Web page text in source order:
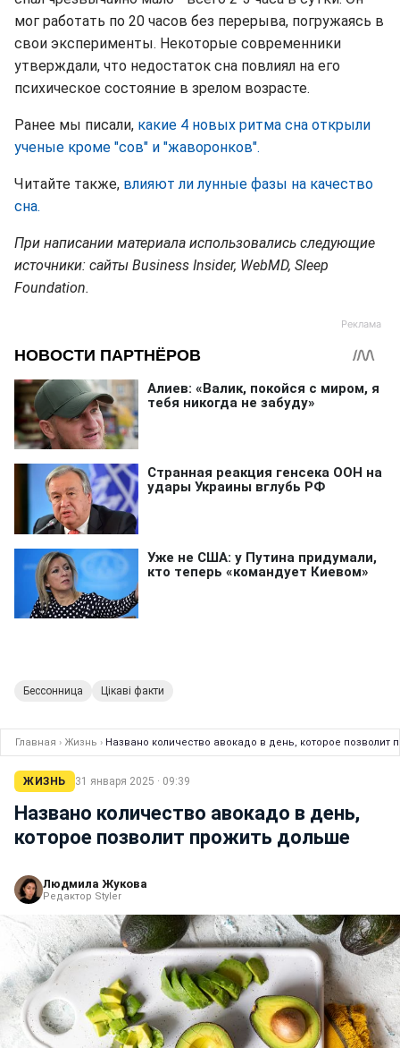
мог работать по 20 часов без перерыва, погружаясь в
свои эксперименты. Некоторые современники
утверждали, что недостаток сна повлиял на его
психическое состояние в зрелом возрасте.
Ранее мы писали, какие 4 новых ритма сна открыли
ученые кроме "сов" и "жаворонков".
Читайте также, влияют ли лунные фазы на качество
сна.
При написании материала использовались следующие
источники: сайты Business Insider, WebMD, Sleep
Foundation.
Бессонница Цікаві факти
Главная › Жизнь › Названо количество авокадо в день, которое позволит
ЖИЗНЬ 31 января 2025 · 09:39
Названо количество авокадо в день,
которое позволит прожить дольше
Людмила Жукова
Редактор Styler